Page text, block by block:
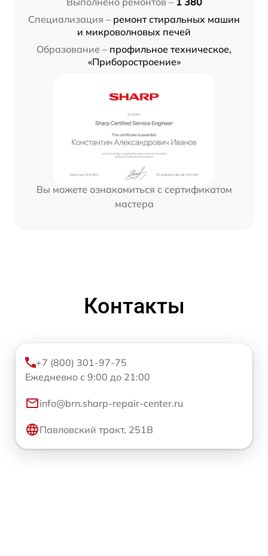
Специализация – ремонт стиральных машин
и микроволновых печей
Образование – профильное техническое,
«Приборостроение»
Вы можете ознакомиться с сертификатом
мастера
Контакты
+7 (800) 301-97-75
Ежедневно с 9:00 до 21:00
info@brn.sharp-repair-center.ru
Павловский тракт, 251В